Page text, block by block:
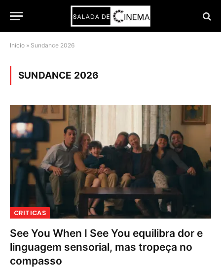
Início » Sundance 2026
SUNDANCE 2026
CRITICAS
See You When I See You equilibra dor e
linguagem sensorial, mas tropeça no
compasso